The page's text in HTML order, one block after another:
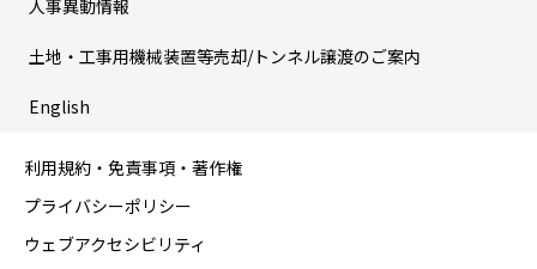
人事異動情報
土地・工事用機械装置等売却/トンネル譲渡のご案内
English
利用規約・免責事項・著作権
プライバシーポリシー
ウェブアクセシビリティ